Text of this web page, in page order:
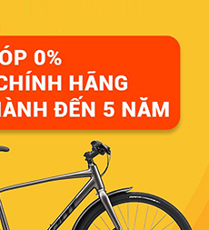
/ Gạt đĩa
(Bàn đạp)
CHUYỂN ĐỘNG
giữa
ơ
xe (Niềng)
xe (Ruột xe)
(Vỏ xe)
(Căm)
LÁI